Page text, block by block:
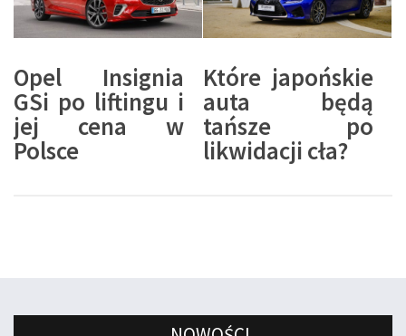
Opel Insignia
GSi po liftingu i
jej cena w
Polsce
Które japońskie
auta będą
tańsze po
likwidacji cła?